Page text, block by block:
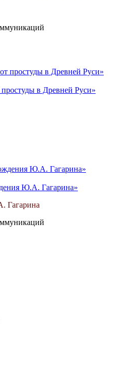
в Древней Руси»
Ю.А. Гагарина»
Гагарина